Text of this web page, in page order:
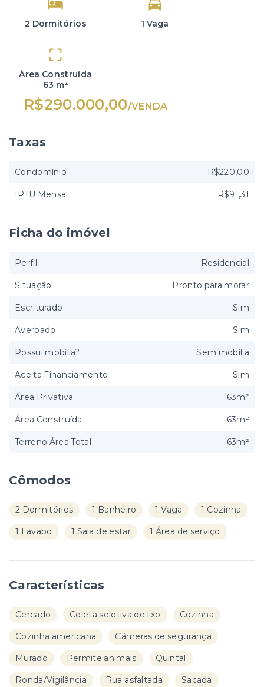
2 Dormitórios 1 Vaga
Área Construída
63 m²
R$290.000,00/VENDA
Cômodos
2 Dormitórios 1 Banheiro 1 Vaga 1 Cozinha
1 Lavabo 1 Sala de estar 1 Área de serviço
Características
Cercado Coleta seletiva de lixo Cozinha
Cozinha americana Câmeras de segurança
Murado Permite animais Quintal
Ronda/Vigilância Rua asfaltada Sacada
Taxas
Condomínio R$220,00
IPTU Mensal R$91,31
Ficha do imóvel
Perfil Residencial
Situação Pronto para morar
Escriturado Sim
Averbado Sim
Possui mobília? Sem mobília
Aceita Financiamento Sim
Área Privativa 63m²
Área Construída 63m²
Terreno Área Total 63m²